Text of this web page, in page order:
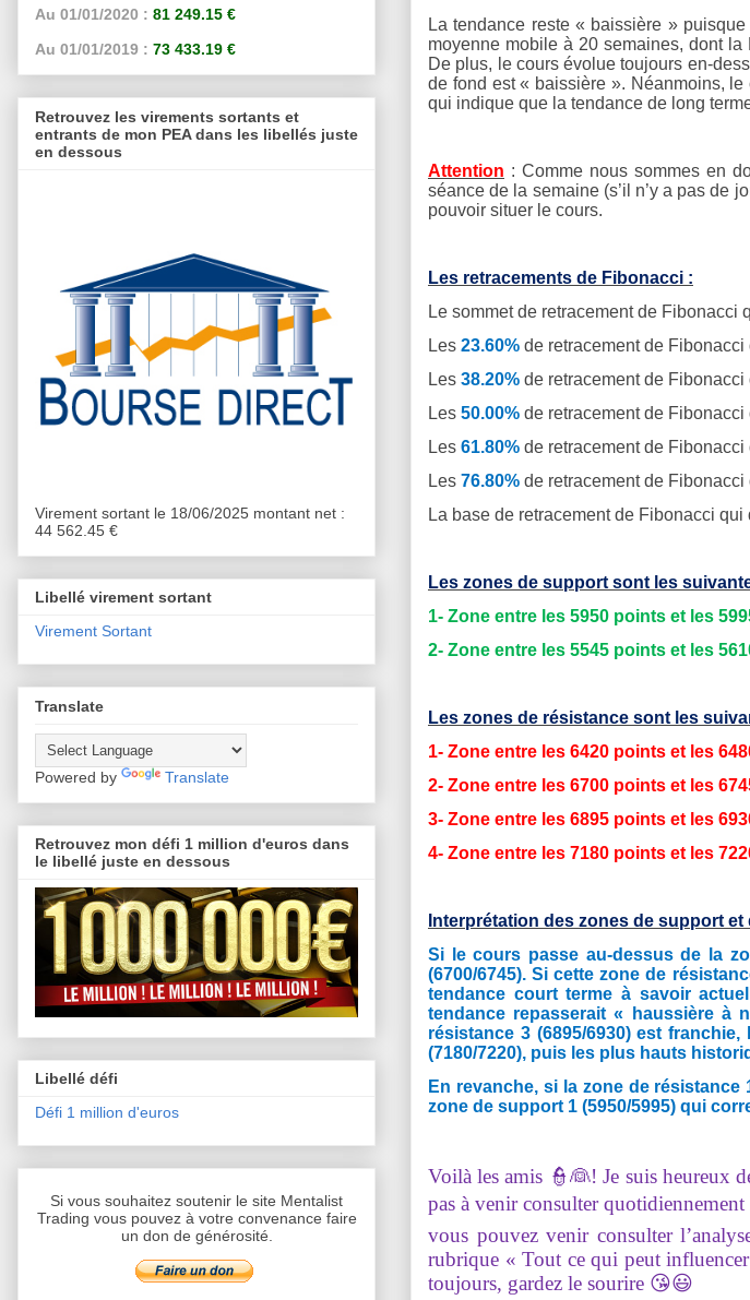
La tendance reste « baissière »
moyenne mobile à 20 semaines, dont
De plus, le cours évolue toujours en-
de fond est « baissière ». Néanmoins,
qui indique que la tendance de long
Attention : Comme nous sommes en
séance de la semaine (s’il n’y a pas de
pouvoir situer le cours.
Les retracements de Fibonacci :
Le sommet de retracement de Fibonacci
Les 23.60% de retracement de
Les 38.20% de retracement de
Les 50.00% de retracement de
Les 61.80% de retracement de
Les 76.80% de retracement de
La base de retracement de Fibonacci qui
Les zones de support sont les
1- Zone entre les 5950 points et les
2- Zone entre les 5545 points et les
Les zones de résistance sont les
1- Zone entre les 6420 points et les
2- Zone entre les 6700 points et les
3- Zone entre les 6895 points et les
4- Zone entre les 7180 points et les
Interprétation des zones de support
Si le cours passe au-dessus de la
(6700/6745). Si cette zone de
tendance court terme à savoir
tendance repasserait « haussière à
résistance 3 (6895/6930) est
(7180/7220), puis les plus hauts
En revanche, si la zone de résistance
zone de support 1 (5950/5995) qui
Voilà les amis 👮👰! Je suis heureux
pas à venir consulter
vous pouvez venir consulter
rubrique « Tout ce qui peut influencer
toujours, gardez le sourire 😘😃
Au 01/01/2020 : 81 249.15 €
Au 01/01/2019 : 73 433.19 €
Retrouvez les virements sortants et
entrants de mon PEA dans les libellés juste
en dessous
Virement sortant le 18/06/2025 montant net :
44 562.45 €
Libellé virement sortant
Virement Sortant
Translate
Powered by Translate
Retrouvez mon défi 1 million d'euros dans
le libellé juste en dessous
Libellé défi
Défi 1 million d'euros
Si vous souhaitez soutenir le site Mentalist
Trading vous pouvez à votre convenance faire
un don de générosité.